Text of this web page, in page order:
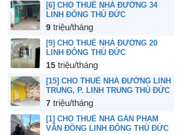
[6] CHO THUÊ NHÀ ĐƯỜNG 34
LINH ĐÔNG THỦ ĐỨC
9triệu/tháng
[9] CHO THUÊ NHÀ ĐƯỜNG 20
LINH ĐÔNG THỦ ĐỨC
15triệu/tháng
[15] CHO THUÊ NHÀ ĐƯỜNG LINH
TRUNG, P. LINH TRUNG THỦ ĐỨC
7triệu/tháng
[1] CHO THUÊ NHÀ GẦN PHẠM
VĂN ĐỒNG LINH ĐÔNG THỦ ĐỨC